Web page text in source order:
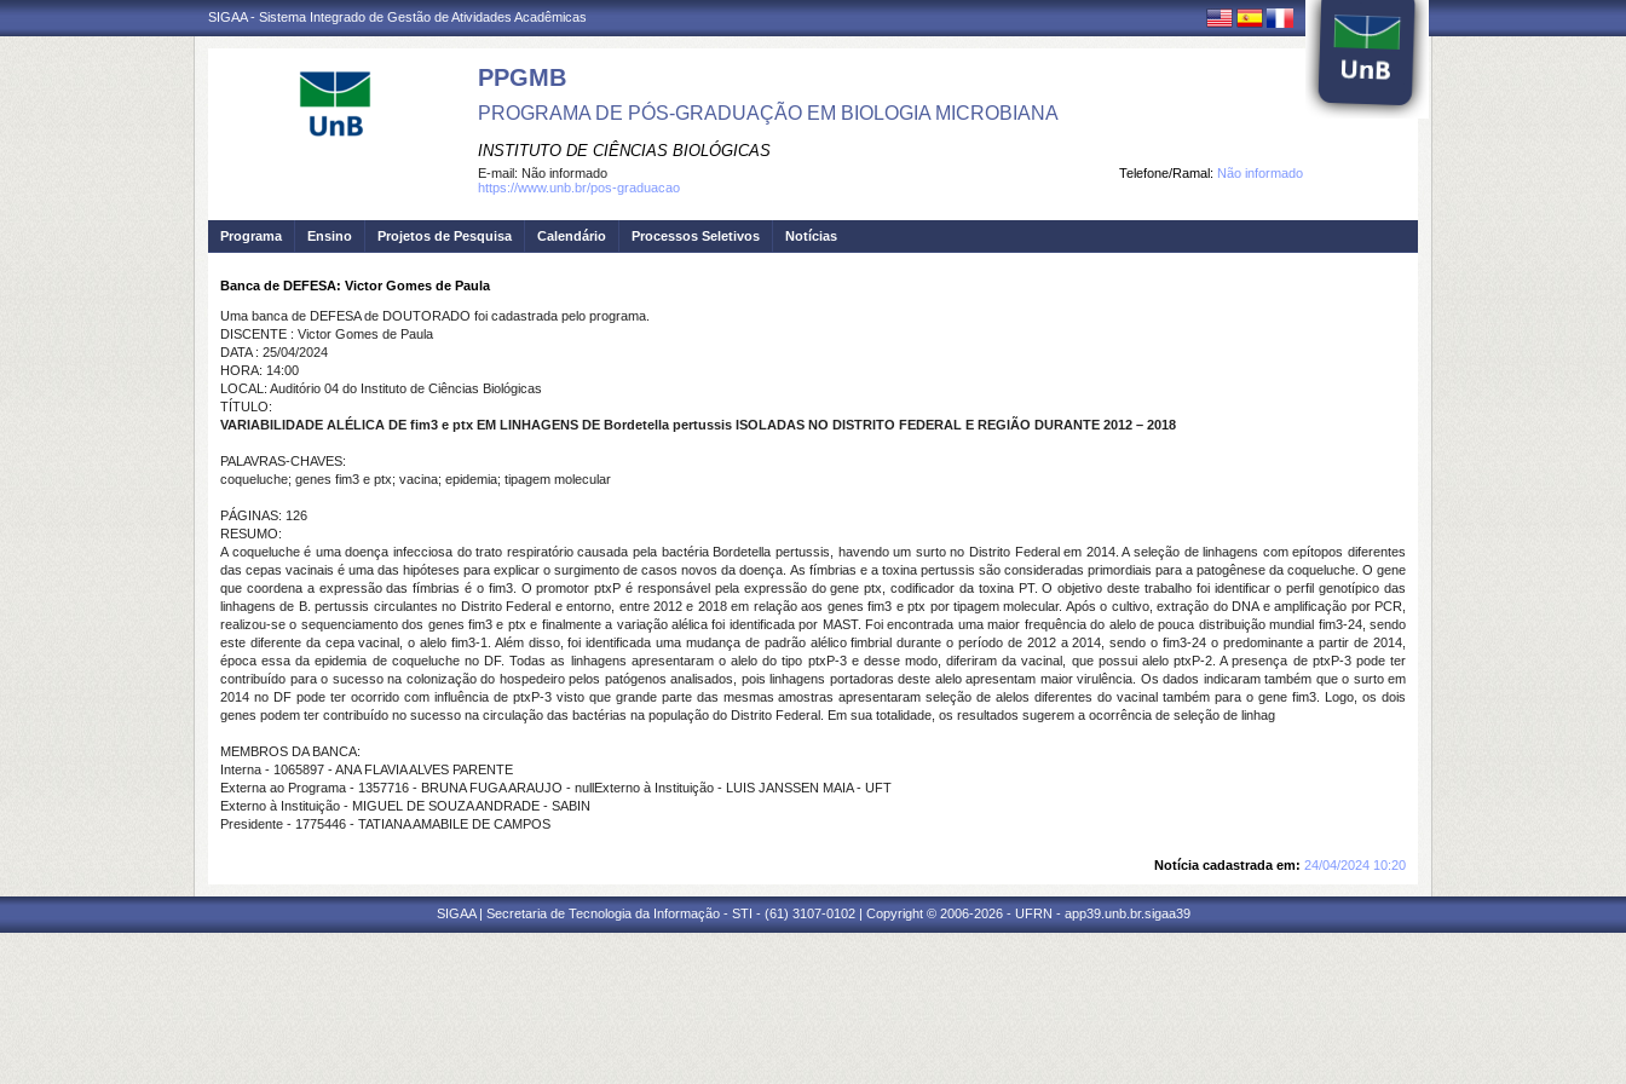
SIGAA - Sistema Integrado de Gestão de Atividades Acadêmicas
PPGMB
PROGRAMA DE PÓS-GRADUAÇÃO EM BIOLOGIA MICROBIANA
INSTITUTO DE CIÊNCIAS BIOLÓGICAS
Telefone/Ramal: Não informado
E-mail: Não informado
https://www.unb.br/pos-graduacao
Programa Ensino Projetos de Pesquisa Calendário Processos Seletivos Notícias
Banca de DEFESA: Victor Gomes de Paula
Uma banca de DEFESA de DOUTORADO foi cadastrada pelo programa.
DISCENTE : Victor Gomes de Paula
DATA : 25/04/2024
HORA: 14:00
LOCAL: Auditório 04 do Instituto de Ciências Biológicas
TÍTULO:
VARIABILIDADE ALÉLICA DE fim3 e ptx EM LINHAGENS DE Bordetella pertussis ISOLADAS NO DISTRITO FEDERAL E REGIÃO DURANTE 2012 – 2018
PALAVRAS-CHAVES:
coqueluche; genes fim3 e ptx; vacina; epidemia; tipagem molecular
PÁGINAS: 126
RESUMO:
A coqueluche é uma doença infecciosa do trato respiratório causada pela bactéria Bordetella pertussis, havendo um surto no Distrito Federal em 2014. A seleção de linhagens com epítopos diferentes
das cepas vacinais é uma das hipóteses para explicar o surgimento de casos novos da doença. As fímbrias e a toxina pertussis são consideradas primordiais para a patogênese da coqueluche. O gene
que coordena a expressão das fímbrias é o fim3. O promotor ptxP é responsável pela expressão do gene ptx, codificador da toxina PT. O objetivo deste trabalho foi identificar o perfil genotípico das
linhagens de B. pertussis circulantes no Distrito Federal e entorno, entre 2012 e 2018 em relação aos genes fim3 e ptx por tipagem molecular. Após o cultivo, extração do DNA e amplificação por PCR,
realizou-se o sequenciamento dos genes fim3 e ptx e finalmente a variação alélica foi identificada por MAST. Foi encontrada uma maior frequência do alelo de pouca distribuição mundial fim3-24, sendo
este diferente da cepa vacinal, o alelo fim3-1. Além disso, foi identificada uma mudança de padrão alélico fimbrial durante o período de 2012 a 2014, sendo o fim3-24 o predominante a partir de 2014,
época essa da epidemia de coqueluche no DF. Todas as linhagens apresentaram o alelo do tipo ptxP-3 e desse modo, diferiram da vacinal, que possui alelo ptxP-2. A presença de ptxP-3 pode ter
contribuído para o sucesso na colonização do hospedeiro pelos patógenos analisados, pois linhagens portadoras deste alelo apresentam maior virulência. Os dados indicaram também que o surto em
2014 no DF pode ter ocorrido com influência de ptxP-3 visto que grande parte das mesmas amostras apresentaram seleção de alelos diferentes do vacinal também para o gene fim3. Logo, os dois
genes podem ter contribuído no sucesso na circulação das bactérias na população do Distrito Federal. Em sua totalidade, os resultados sugerem a ocorrência de seleção de linhag
MEMBROS DA BANCA:
Interna - 1065897 - ANA FLAVIA ALVES PARENTE
Externa ao Programa - 1357716 - BRUNA FUGA ARAUJO - nullExterno à Instituição - LUIS JANSSEN MAIA - UFT
Externo à Instituição - MIGUEL DE SOUZA ANDRADE - SABIN
Presidente - 1775446 - TATIANA AMABILE DE CAMPOS
Notícia cadastrada em: 24/04/2024 10:20
SIGAA | Secretaria de Tecnologia da Informação - STI - (61) 3107-0102 | Copyright © 2006-2026 - UFRN - app39.unb.br.sigaa39